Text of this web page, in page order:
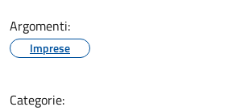
Argomenti:
Imprese
Categorie: